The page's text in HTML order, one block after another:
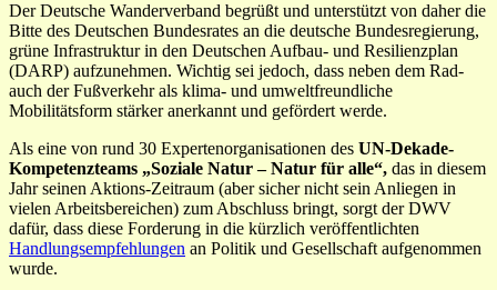
Der Deutsche Wanderverband begrüßt und unterstützt von daher die
Bitte des Deutschen Bundesrates an die deutsche Bundesregierung,
grüne Infrastruktur in den Deutschen Aufbau- und Resilienzplan
(DARP) aufzunehmen. Wichtig sei jedoch, dass neben dem Rad-
auch der Fußverkehr als klima- und umweltfreundliche
Mobilitätsform stärker anerkannt und gefördert werde.
Als eine von rund 30 Expertenorganisationen des UN-Dekade-
Kompetenzteams „Soziale Natur – Natur für alle“, das in diesem
Jahr seinen Aktions-Zeitraum (aber sicher nicht sein Anliegen in
vielen Arbeitsbereichen) zum Abschluss bringt, sorgt der DWV
dafür, dass diese Forderung in die kürzlich veröffentlichten
Handlungsempfehlungen an Politik und Gesellschaft aufgenommen
wurde.